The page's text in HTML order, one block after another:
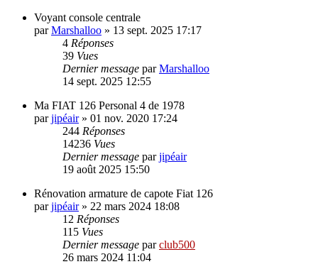
Voyant console centrale
parMarshalloo » 13 sept. 2025 17:17
4 Réponses
39 Vues
Dernier message parMarshalloo
14 sept. 2025 12:55
Ma FIAT 126 Personal 4 de 1978
parjipéair» 01 nov. 2020 17:24
244 Réponses
14236 Vues
Dernier message parjipéair
19 août 2025 15:50
Rénovation armature de capote Fiat 126
parjipéair» 22 mars 2024 18:08
12 Réponses
115 Vues
Dernier message parclub500
26 mars 2024 11:04